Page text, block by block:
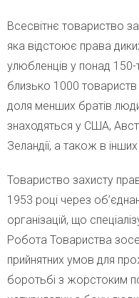
Всесвітнє товариство
яка відстоює права
улюбленців у понад 150-
близько 1000
доля менших братів
знаходяться у США,
Зеландії, а також в інших
Товариство захисту
1953 році через
організацій, що
Робота Товариства
прийнятних умов для
боротьбі з жорстоким